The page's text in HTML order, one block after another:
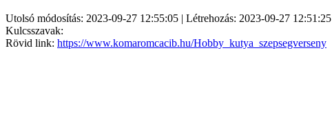
Utolsó módosítás: 2023-09-27 12:55:05 | Létrehozás: 2023-09-27 12:51:25
Kulcsszavak:
Rövid link: https://www.komaromcacib.hu/Hobby_kutya_szepsegverseny